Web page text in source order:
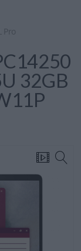
Pro
32GB